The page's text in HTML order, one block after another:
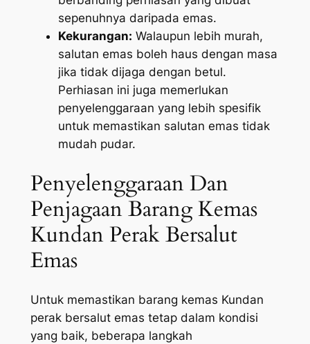
sepenuhnya daripada emas.
Kekurangan: Walaupun lebih murah,
salutan emas boleh haus dengan masa
jika tidak dijaga dengan betul.
Perhiasan ini juga memerlukan
penyelenggaraan yang lebih spesifik
untuk memastikan salutan emas tidak
mudah pudar.
Penyelenggaraan Dan
Penjagaan Barang Kemas
Kundan Perak Bersalut
Emas
Untuk memastikan barang kemas Kundan
perak bersalut emas tetap dalam kondisi
yang baik, beberapa langkah